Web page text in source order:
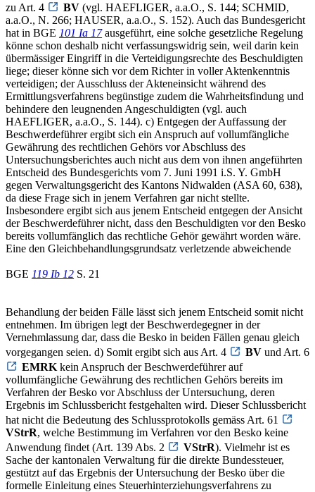
zu Art. 4
BV (vgl. HAEFLIGER, a.a.O., S. 144; SCHMID,
a.a.O., N. 266; HAUSER, a.a.O., S. 152). Auch das Bundesgericht
hat in BGE 101 Ia 17ausgeführt, eine solche gesetzliche Regelung
könne schon deshalb nicht verfassungswidrig sein, weil darin kein
übermässiger Eingriff in die Verteidigungsrechte des Beschuldigten
liege; dieser könne sich vor dem Richter in voller Aktenkenntnis
verteidigen; der Ausschluss der Akteneinsicht während des
Ermittlungsverfahrens begünstige zudem die Wahrheitsfindung und
behindere den leugnenden Angeschuldigten (vgl. auch
HAEFLIGER, a.a.O., S. 144). c) Entgegen der Auffassung der
Beschwerdeführer ergibt sich ein Anspruch auf vollumfängliche
Gewährung des rechtlichen Gehörs vor Abschluss des
Untersuchungsberichtes auch nicht aus dem von ihnen angeführten
Entscheid des Bundesgerichts vom 7. Juni 1991 i.S. Y. GmbH
gegen Verwaltungsgericht des Kantons Nidwalden (ASA 60, 638),
da diese Frage sich in jenem Verfahren gar nicht stellte.
Insbesondere ergibt sich aus jenem Entscheid entgegen der Ansicht
der Beschwerdeführer nicht, dass den Beschuldigten vor den Besko
bereits vollumfänglich das rechtliche Gehör gewährt worden wäre.
Eine den Gleichbehandlungsgrundsatz verletzende abweichende
BGE 119 Ib 12 S. 21
Behandlung der beiden Fälle lässt sich jenem Entscheid somit nicht
entnehmen. Im übrigen legt der Beschwerdegegner in der
Vernehmlassung dar, dass die Besko in beiden Fällen genau gleich
vorgegangen seien. d) Somit ergibt sich aus Art. 4
BV und Art. 6
EMRK kein Anspruch der Beschwerdeführer auf
vollumfängliche Gewährung des rechtlichen Gehörs bereits im
Verfahren der Besko vor Abschluss der Untersuchung, deren
Ergebnis im Schlussbericht festgehalten wird. Dieser Schlussbericht
hat nicht die Bedeutung des Schlussprotokolls gemäss Art. 61
VStrR, welche Bestimmung im Verfahren vor den Besko keine
Anwendung findet (Art. 139 Abs. 2
VStrR). Vielmehr ist es
Sache der kantonalen Verwaltung für die direkte Bundessteuer,
gestützt auf das Ergebnis der Untersuchung der Besko über die
formelle Einleitung eines Steuerhinterziehungsverfahrens zu